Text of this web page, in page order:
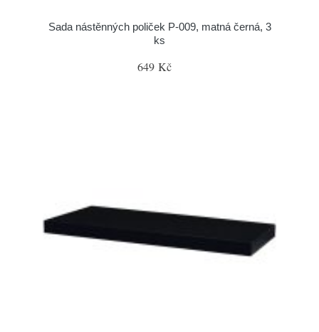
Sada nástěnných poliček P-009, matná černá, 3
ks
649 Kč